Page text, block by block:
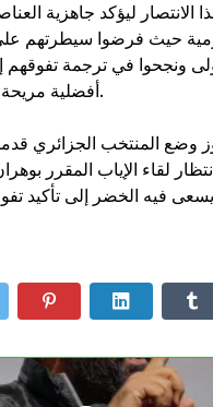
الانتصار ليؤكد جاهزية
حيث فرضوا سيطرتهم على
ونجحوا في ترجمة
أفضلية مريحة قبل مباراة العودة.
وضع المنتخب الجزائري
لقاء الإياب المقرر
فيه الخضر إلى تأكيد